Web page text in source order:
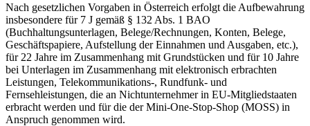
Nach gesetzlichen Vorgaben in Österreich erfolgt die Aufbewahrung
insbesondere für 7 J gemäß § 132 Abs. 1 BAO
(Buchhaltungsunterlagen, Belege/Rechnungen, Konten, Belege,
Geschäftspapiere, Aufstellung der Einnahmen und Ausgaben, etc.),
für 22 Jahre im Zusammenhang mit Grundstücken und für 10 Jahre
bei Unterlagen im Zusammenhang mit elektronisch erbrachten
Leistungen, Telekommunikations-, Rundfunk- und
Fernsehleistungen, die an Nichtunternehmer in EU-Mitgliedstaaten
erbracht werden und für die der Mini-One-Stop-Shop (MOSS) in
Anspruch genommen wird.